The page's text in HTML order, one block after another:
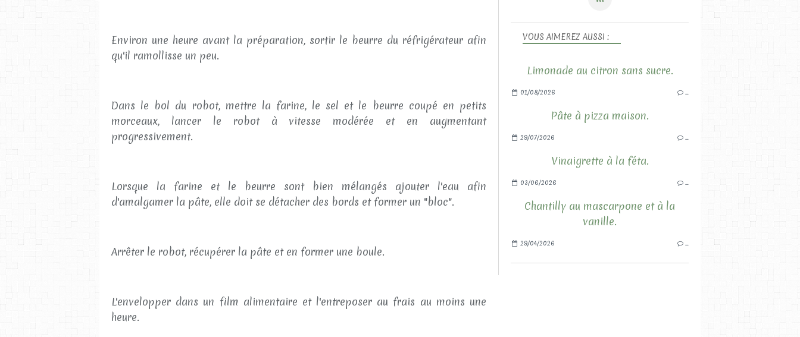
Environ une heure avant la préparation, sortir le beurre du réfrigérateur afin
qu'il ramollisse un peu.
Dans le bol du robot, mettre la farine, le sel et le beurre coupé en petits
morceaux, lancer le robot à vitesse modérée et en augmentant
progressivement.
Lorsque la farine et le beurre sont bien mélangés ajouter l'eau afin
d'amalgamer la pâte, elle doit se détacher des bords et former un "bloc".
Arrêter le robot, récupérer la pâte et en former une boule.
L'envelopper dans un film alimentaire et l'entreposer au frais au moins une
heure.
VOUS AIMEREZ AUSSI :
Limonade au citron sans sucre.
01/08/2026 …
Pâte à pizza maison.
29/07/2026 …
Vinaigrette à la féta.
03/06/2026 …
Chantilly au mascarpone et à la
vanille.
29/04/2026 …